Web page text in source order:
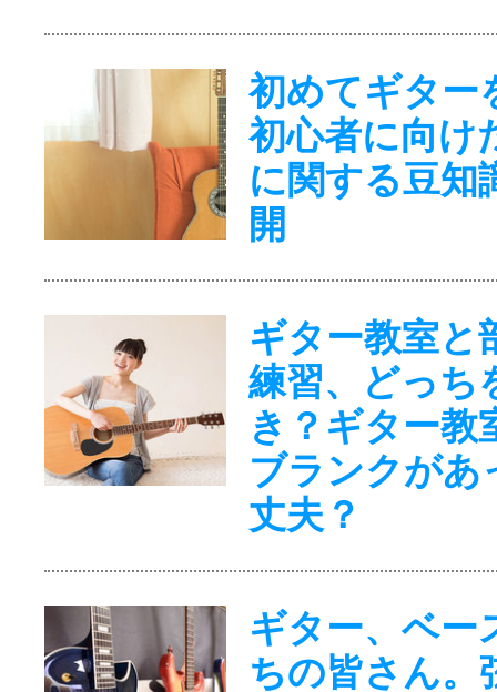
初めてギター
初心者に向け
に関する豆知
開
ギター教室と
練習、どっち
き？ギター教
ブランクがあ
丈夫？
ギター、ベー
ちの皆さん。